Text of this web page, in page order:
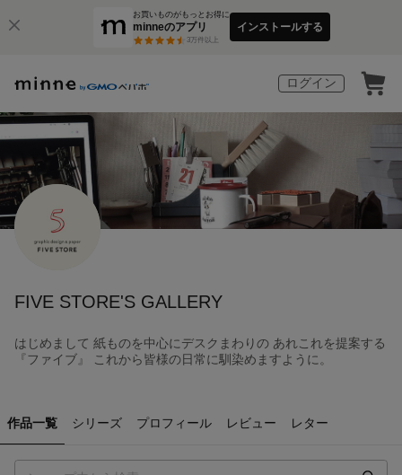
お買いものがもっとお得に
minneのアプリ
3万件以上
インストールする
ログイン
FIVE STORE'S GALLERY
はじめまして 紙ものを中心にデスクまわりの あれこれを提案する
『ファイブ』 これから皆様の日常に馴染めますように。
作品一覧 シリーズ プロフィール レビュー レター